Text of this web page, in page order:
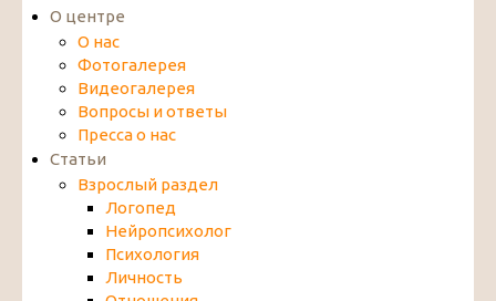
О центре
О нас
Фотогалерея
Видеогалерея
Вопросы и ответы
Пресса о нас
Статьи
Взрослый раздел
Логопед
Нейропсихолог
Психология
Личность